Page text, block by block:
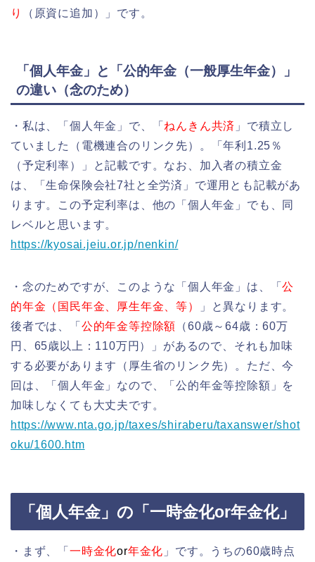
り
（原資に追加）」です。
「個人年金」と「公的年金（一般厚生年金）」
の違い（念のため）
・私は、「個人年金」で、「 ねんきん共済 」で積立し
ていました（電機連合のリンク先）。「年利1.25％
（予定利率）」と記載です。なお、加入者の積立金
は、「生命保険会社7社と全労済」で運用とも記載があ
ります。この予定利率は、他の「個人年金」でも、同
レベルと思います。
https://kyosai.jeiu.or.jp/nenkin/
・念のためですが、このような「個人年金」は、「公
的年金（国民年金、厚生年金、等）
」と異なります。
後者では、「 公的年金等控除額 （60歳～64歳：60万
円、65歳以上：110万円）」があるので、それも加味
する必要があります（厚生省のリンク先）。ただ、今
回は、「個人年金」なので、「公的年金等控除額」を
加味しなくても大丈夫です。
https://www.nta.go.jp/taxes/shiraberu/taxanswer/shot
oku/1600.htm
「個人年金」の「一時金化or年金化」
・まず、「 一時金化or年金化 」です。うちの60歳時点